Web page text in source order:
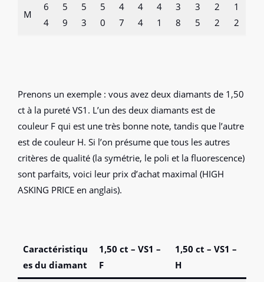
M
6
4
5
9
5
3
5
0
4
7
4
4
4
1
3
8
3
5
2
2
1
2
Prenons un exemple : vous avez deux diamants de 1,50
ct à la pureté VS1. L’un des deux diamants est de
couleur F qui est une très bonne note, tandis que l’autre
est de couleur H. Si l’on présume que tous les autres
critères de qualité (la symétrie, le poli et la fluorescence)
sont parfaits, voici leur prix d’achat maximal (HIGH
ASKING PRICE en anglais).
Caractéristiqu
es du diamant
1,50 ct – VS1 –
F
1,50 ct – VS1 –
H